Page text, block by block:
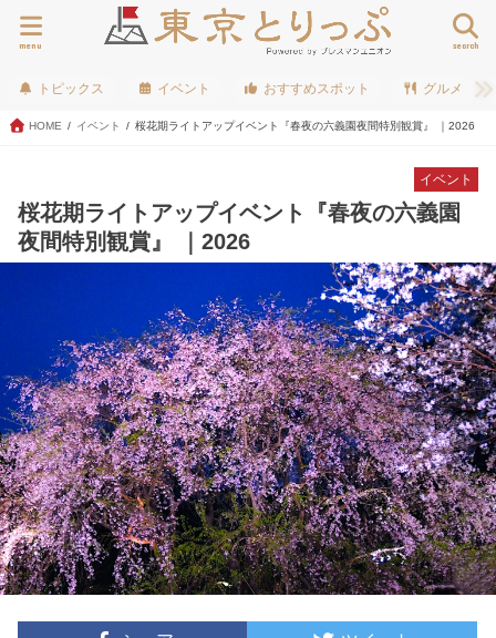
search
menu
トピックス イベント おすすめスポット グルメ
HOME イベント 桜花期ライトアップイベント『春夜の六義園夜間特別観賞』 ｜2026
イベント
桜花期ライトアップイベント『春夜の六義園
夜間特別観賞』 ｜2026